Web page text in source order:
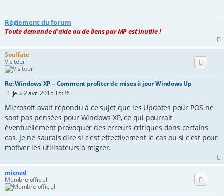
e
Règlement du forum
Toute demande d'aide ou de liens par MP est inutile !
Soulfate
Visiteur
Re: Windows XP – Comment profiter de mises à jour Windows Up
M
e
s
a
g
e
jeu. 2 avr. 2015 15:36
Microsoft avait répondu à ce sujet que les Updates pour POS ne
sont pas pensées pour Windows XP, ce qui pourrait
éventuellement provoquer des erreurs critiques dans certains
cas. Je ne saurais dire si c'est effectivement le cas ou si c'est pour
motiver les utilisateurs à migrer.
micnad
Membre officiel